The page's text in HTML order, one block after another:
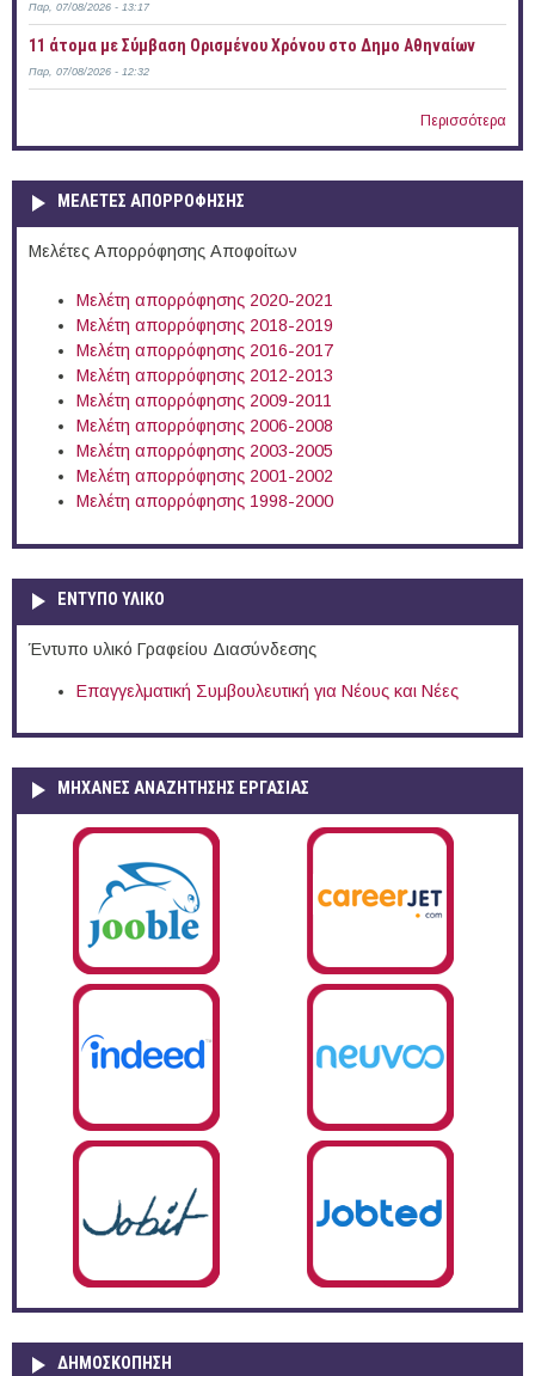
Παρ, 07/08/2026 - 13:17
11 άτομα με Σύμβαση Ορισμένου Χρόνου στο Δημο Αθηναίων
Παρ, 07/08/2026 - 12:32
Περισσότερα
ΜΕΛΕΤΕΣ ΑΠΟΡΡΟΦΗΣΗΣ
Μελέτες Απορρόφησης Αποφοίτων
Μελέτη απορρόφησης 2020-2021
Μελέτη απορρόφησης 2018-2019
Μελέτη απορρόφησης 2016-2017
Μελέτη απορρόφησης 2012-2013
Μελέτη απορρόφησης 2009-2011
Μελέτη απορρόφησης 2006-2008
Μελέτη απορρόφησης 2003-2005
Μελέτη απορρόφησης 2001-2002
Μελέτη απορρόφησης 1998-2000
ΕΝΤΥΠΟ ΥΛΙΚΟ
Έντυπο υλικό Γραφείου Διασύνδεσης
Επαγγελματική Συμβουλευτική για Νέους και Νέες
ΜΗΧΑΝΕΣ ΑΝΑΖΗΤΗΣΗΣ ΕΡΓΑΣΙΑΣ
ΔΗΜΟΣΚΌΠΗΣΗ